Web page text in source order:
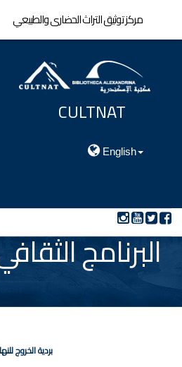
CULTNAT
English
البرنامج
بردية الخروج
مركز توثيق التراث الحضارى والطبيعي
مركز توثيق التراث الحضارى والطبيعي